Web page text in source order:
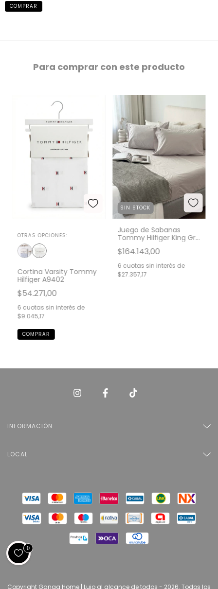
Para comprar con este producto
OTRAS OPCIONES:
Cortina Varsity Tommy
Hilfiger A9402
$54.271,00
6 cuotas sin interés de
$9.045,17
SIN STOCK
Juego de Sabanas
Tommy Hilfiger King Gris
$164.143,00
6 cuotas sin interés de
$27.357,17
INFORMACIÓN
LOCAL
Copyright Ganga Home | Lujo al alcance de todos - 2026. Todos los
0